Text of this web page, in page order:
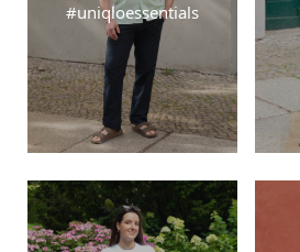
#uniqloessentials